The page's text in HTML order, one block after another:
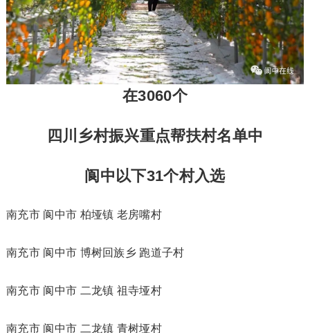
在3060个
四川乡村振兴重点帮扶村名单中
阆中以下31个村入选
南充市 阆中市 柏垭镇 老房嘴村
南充市 阆中市 博树回族乡 跑道子村
南充市 阆中市 二龙镇 祖寺垭村
南充市 阆中市 二龙镇 青树垭村